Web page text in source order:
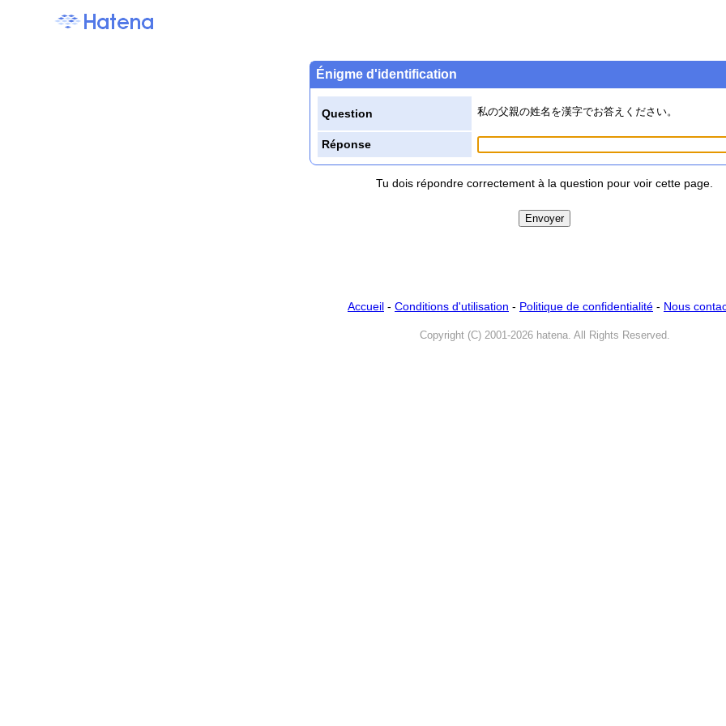
Énigme d'identification
Question 私の父親の姓名を漢字でお答えください。
Réponse
Tu dois répondre correctement à la question pour voir cette page.
Accueil - Conditions d'utilisation - Politique de confidentialité - Nous
Copyright (C) 2001-2026 hatena. All Rights Reserved.